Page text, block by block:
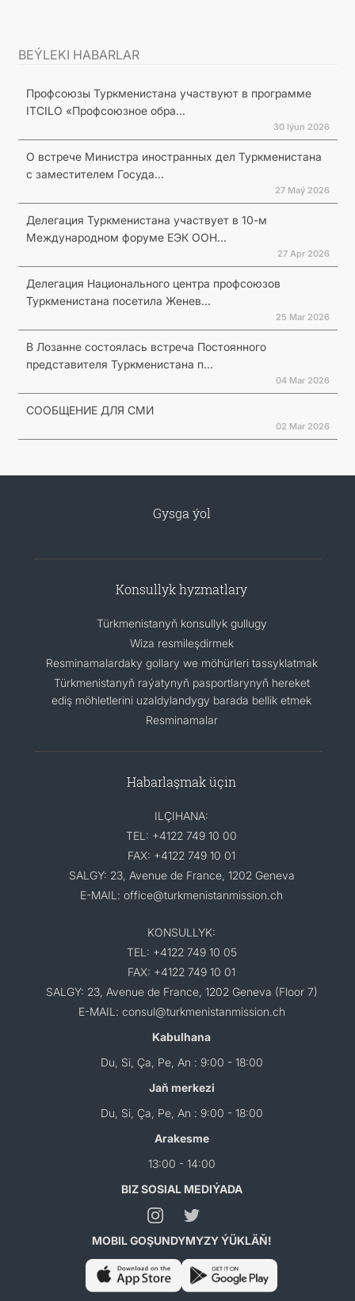
BEÝLEKI HABARLAR
Профсоюзы Туркменистана участвуют в программе
ITCILO «Профсоюзное обра...
30 Iýun 2026
О встрече Министра иностранных дел Туркменистана
с заместителем Госуда...
27 Maý 2026
Делегация Туркменистана участвует в 10-м
Международном форуме ЕЭК ООН...
27 Apr 2026
Делегация Национального центра профсоюзов
Туркменистана посетила Женев...
25 Mar 2026
В Лозанне состоялась встреча Постоянного
представителя Туркменистана п...
04 Mar 2026
СООБЩЕНИЕ ДЛЯ СМИ
02 Mar 2026
Gysga ýol
Konsullyk hyzmatlary
Türkmenistanyň konsullyk gullugy
Wiza resmileşdirmek
Resminamalardaky gollary we möhürleri tassyklatmak
Türkmenistanyň raýatynyň pasportlarynyň hereket
ediş möhletlerini uzaldylandygy barada bellik etmek
Resminamalar
Habarlaşmak üçin
ILÇIHANA:
TEL: +4122 749 10 00
FAX: +4122 749 10 01
SALGY: 23, Avenue de France, 1202 Geneva
E-MAIL: office@turkmenistanmission.ch
KONSULLYK:
TEL: +4122 749 10 05
FAX: +4122 749 10 01
SALGY: 23, Avenue de France, 1202 Geneva (Floor 7)
E-MAIL: consul@turkmenistanmission.ch
Kabulhana
Du, Si, Ça, Pe, An : 9:00 - 18:00
Jaň merkezi
Du, Si, Ça, Pe, An : 9:00 - 18:00
Arakesme
13:00 - 14:00
BIZ SOSIAL MEDIÝADA
MOBIL GOŞUNDYMYZY ÝÜKLÄŇ!